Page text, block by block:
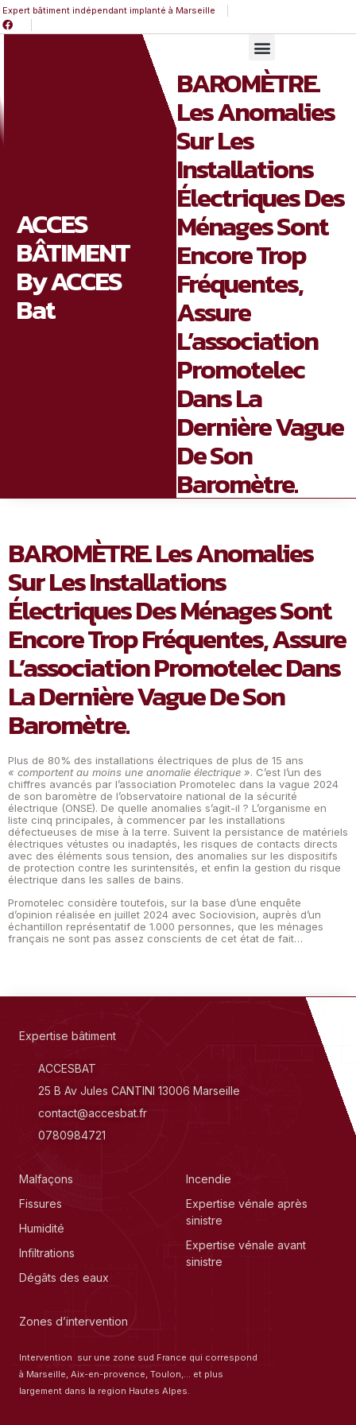
Expert bâtiment indépendant implanté à Marseille
ACCES
BÂTIMENT
By ACCES
Bat
BAROMÈTRE.
Les Anomalies
Sur Les
Installations
Électriques Des
Ménages Sont
Encore Trop
Fréquentes,
Assure
L’association
Promotelec
Dans La
Dernière Vague
De Son
Baromètre.
BAROMÈTRE. Les Anomalies
Sur Les Installations
Électriques Des Ménages Sont
Encore Trop Fréquentes, Assure
L’association Promotelec Dans
La Dernière Vague De Son
Baromètre.
Plus de 80% des installations électriques de plus de 15 ans
« comportent au moins une anomalie électrique ». C’est l’un des
chiffres avancés par l’association Promotelec dans la vague 2024
de son baromètre de l’observatoire national de la sécurité
électrique (ONSE). De quelle anomalies s’agit-il ? L’organisme en
liste cinq principales, à commencer par les installations
défectueuses de mise à la terre. Suivent la persistance de matériels
électriques vétustes ou inadaptés, les risques de contacts directs
avec des éléments sous tension, des anomalies sur les dispositifs
de protection contre les surintensités, et enfin la gestion du risque
électrique dans les salles de bains.
Promotelec considère toutefois, sur la base d’une enquête
d’opinion réalisée en juillet 2024 avec Sociovision, auprès d’un
échantillon représentatif de 1.000 personnes, que les ménages
français ne sont pas assez conscients de cet état de fait…
Expertise bâtiment
ACCESBAT
25 B Av Jules CANTINI 13006 Marseille
contact@accesbat.fr
0780984721
Malfaçons
Fissures
Humidité
Infiltrations
Dégâts des eaux
Incendie
Expertise vénale après
sinistre
Expertise vénale avant
sinistre
Zones d’intervention
Intervention sur une zone sud France qui correspond
à Marseille, Aix-en-provence, Toulon,… et plus
largement dans la region Hautes Alpes.